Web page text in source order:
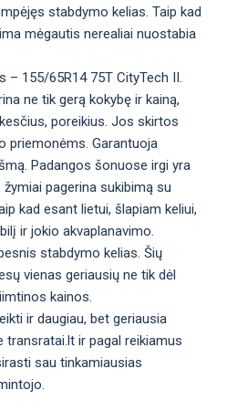
stabdymo kelias. Taip kad
mėgautis nerealiai nuostabia
– 155/65R14 75T CityTech II.
ne tik gerą kokybę ir kainą,
poreikius. Jos skirtos
priemonėms. Garantuoja
Padangos šonuose irgi yra
pagerina sukibimą su
kad esant lietui, šlapiam keliui,
ir jokio akvaplanavimo.
stabdymo kelias. Šių
vienas geriausių ne tik dėl
kainos.
ir daugiau, bet geriausia
transratai.lt ir pagal reikiamus
sau tinkamiausias